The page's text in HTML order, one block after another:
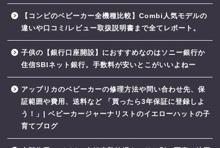
【コンビのベビーカー全機種比較】Combi人気モデルの
違いや口コミ/レビュー取扱説明書まで全てレポート。
子供の【銀行口座開設】におすすめなのはソニー銀行か
住信SBIネット銀行。手数料が安いとこがいいよねー
アップリカのベビーカーの修理方法や問い合わせ先、保
証範囲や費用、送料など 「買ったら3年保証に登録しよ
う！」| ベビーカージャーナリストのイエローハットの子
育てブログ